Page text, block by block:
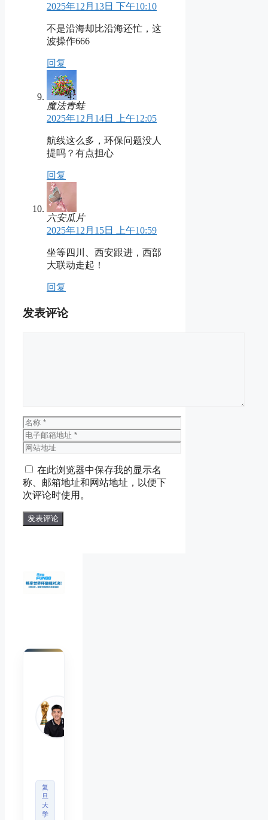
2025年12月13日 下午10:10
不是沿海却比沿海还忙，这
波操作666
回复
魔法青蛙
2025年12月14日 上午12:05
航线这么多，环保问题没人
提吗？有点担心
回复
六安瓜片
2025年12月15日 上午10:59
坐等四川、西安跟进，西部
大联动走起！
回复
发表评论
名
称
电
子
箱
地
址
网
地
址
在此浏览器中保存我的显示名
称、邮箱地址和网站地址，以便下
次评论时使用。
复
旦
大
学